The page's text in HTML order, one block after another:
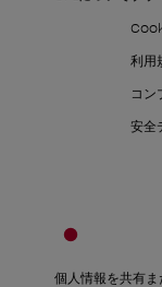
利用
コン
安全
個人情報を共有